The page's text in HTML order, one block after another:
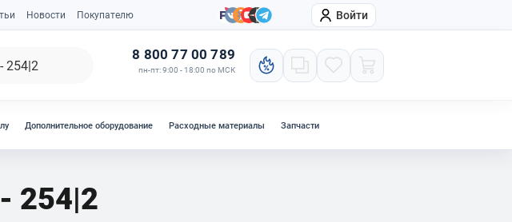
Новости Покупателю Компания Войти
8 800 77 00 789
пн-пт: 9:00 - 18:00 по МСК
Дополнительное оборудование Расходные материалы Запчасти
254|2